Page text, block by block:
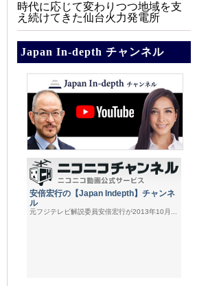
時代に応じて変わりつつ地域を支
え続けてきた仙台火力発電所
Japan In-depth チャンネル